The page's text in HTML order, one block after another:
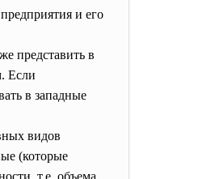
и его
представить в
Если
в западные
видов
(которые
т.е. объема